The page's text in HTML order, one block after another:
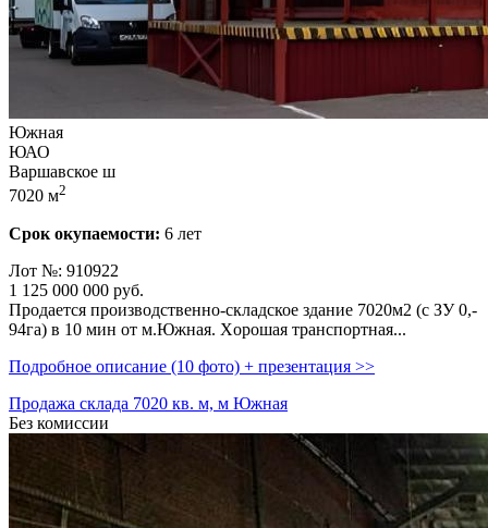
Южная
ЮАО
Варшавское ш
7020 м2
Срок окупаемости: 6 лет
Лот №: 910922
1 125 000 000 руб.
Продается производственно-складское здание 7020м2 (с ЗУ 0,­
94га) в 10 мин от м.Южная. Xoрошaя транспортнaя...
Подробное описание (10 фото) + презентация >>
Продажа склада 7020 кв. м, м Южная
Без комиссии